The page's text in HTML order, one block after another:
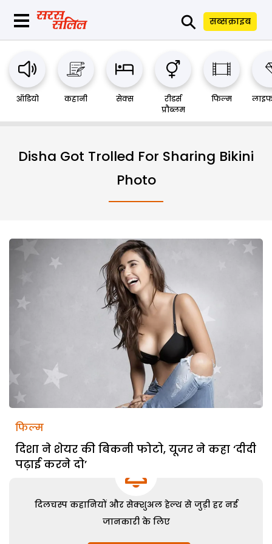
⚲ सब्सक्राइब
ऑडियो कहानी सेक्स
रीडर्स
प्रौब्लम
फिल्म
Disha Got Trolled For Sharing Bikini
Photo
फिल्म
दिशा ने शेयर की बिकनी फोटो, यूजर ने कहा ‘दीदी
पढ़ाई करने दो’
दिलचस्प कहानियों और सेक्शुअल हेल्थ से जुड़ी हर नई
जानकारी के लिए